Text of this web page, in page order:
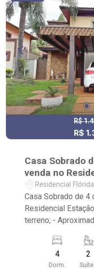
R$
R$
Casa Sobrado
venda no
Primavera
Residencial
Casa Sobrado de 4
Residencial Estação
terreno; -
banheiros; - Sala de Jantar; - Sala de TV; -
Cozinha com
Lavanderia; -
4
Dorm.
2